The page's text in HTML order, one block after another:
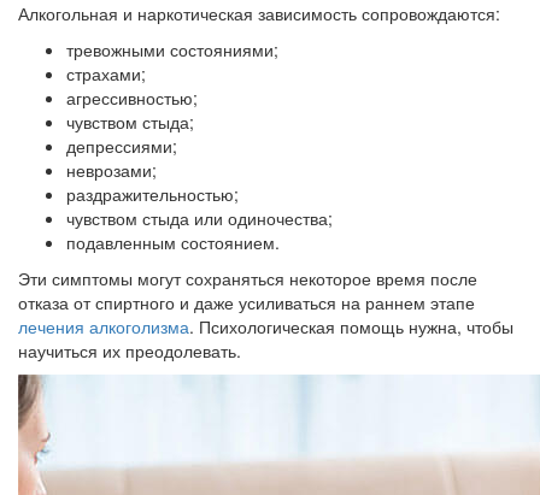
Алкогольная и наркотическая зависимость сопровождаются:
тревожными состояниями;
страхами;
агрессивностью;
чувством стыда;
депрессиями;
неврозами;
раздражительностью;
чувством стыда или одиночества;
подавленным состоянием.
Эти симптомы могут сохраняться некоторое время после
отказа от спиртного и даже усиливаться на раннем этапе
лечения алкоголизма. Психологическая помощь нужна, чтобы
научиться их преодолевать.